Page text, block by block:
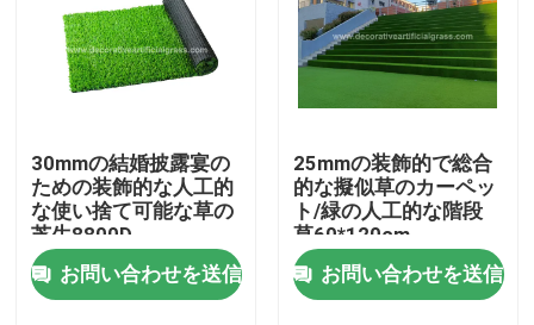
30mmの結婚披露宴の
ための装飾的な人工的
な使い捨て可能な草の
芝生8800D
お問い合わせを送信
25mmの装飾的で総合
的な擬似草のカーペッ
ト/緑の人工的な階段
草60*120cm
お問い合わせを送信